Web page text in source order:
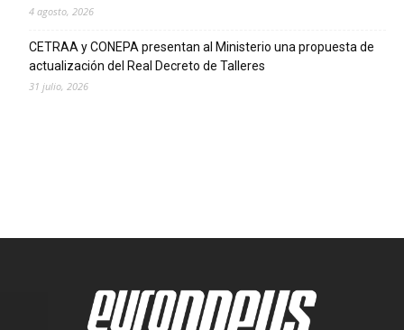
4 agosto, 2026
CETRAA y CONEPA presentan al Ministerio una propuesta de
actualización del Real Decreto de Talleres
31 julio, 2026